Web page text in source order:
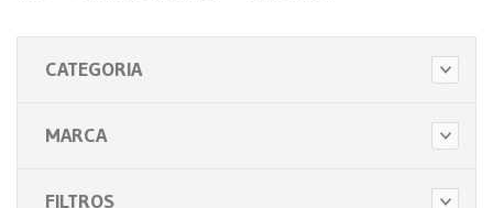
CATEGORIA
MARCA
FILTROS